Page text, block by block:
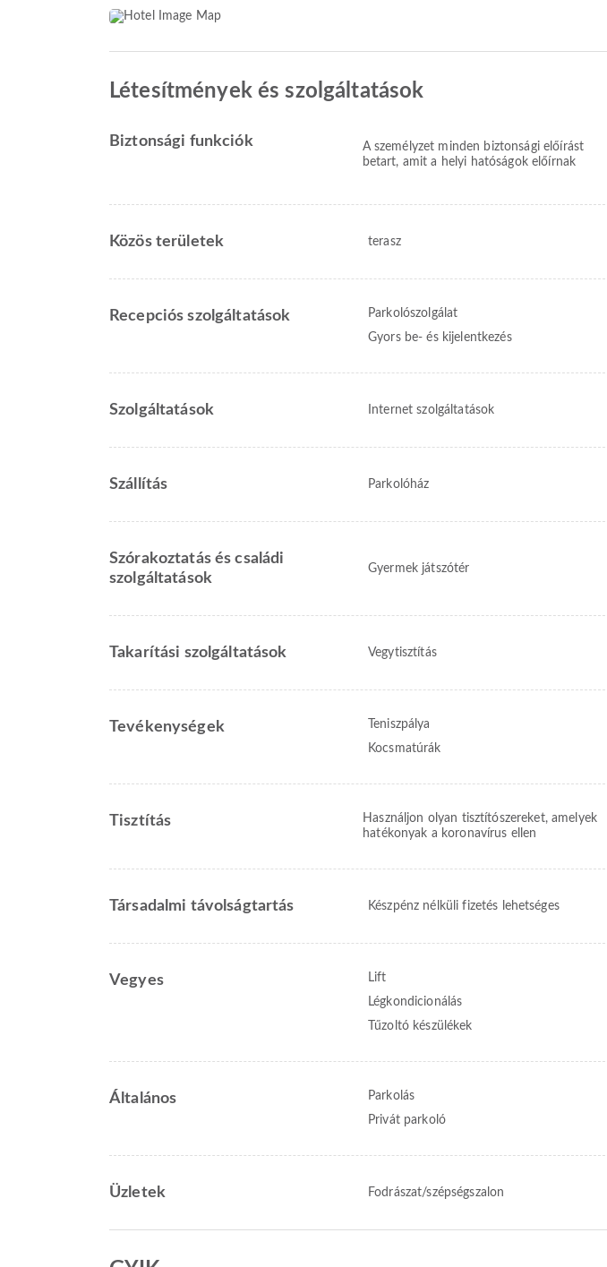
Létesítmények és szolgáltatások
Biztonsági funkciók
A személyzet minden biztonsági előírást
betart, amit a helyi hatóságok előírnak
Közös területek terasz
Recepciós szolgáltatások Parkolószolgálat
Gyors be- és kijelentkezés
Szolgáltatások Internet szolgáltatások
Szállítás Parkolóház
Szórakoztatás és családi
szolgáltatások
Gyermek játszótér
Takarítási szolgáltatások Vegytisztítás
Tevékenységek Teniszpálya
Kocsmatúrák
Tisztítás
Használjon olyan tisztítószereket, amelyek
hatékonyak a koronavírus ellen
Társadalmi távolságtartás Készpénz nélküli fizetés lehetséges
Vegyes Lift
Légkondicionálás
Tűzoltó készülékek
Általános Parkolás
Privát parkoló
Üzletek Fodrászat/szépségszalon